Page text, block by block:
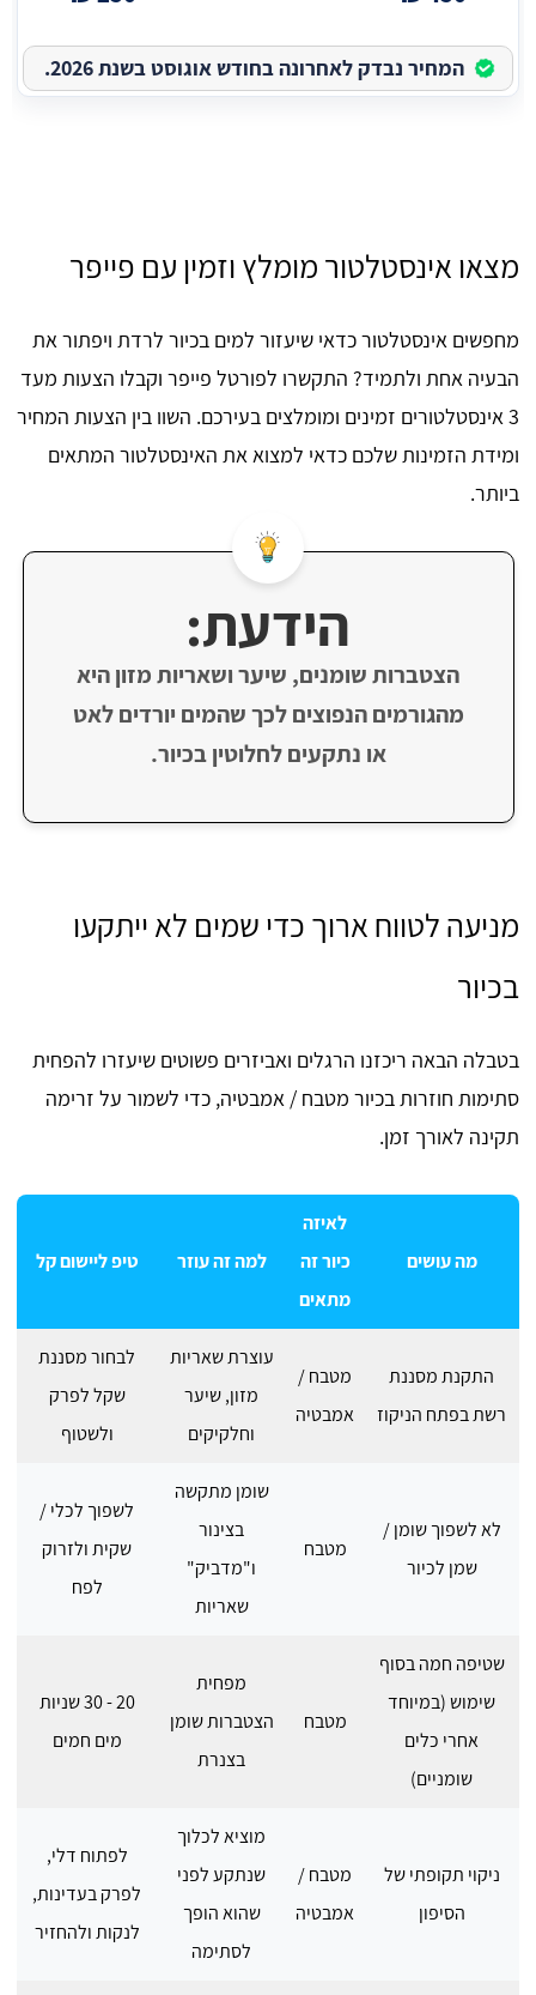
המחיר נבדק לאחרונה בחודש אוגוסט בשנת 2026.
מצאו אינסטלטור מומלץ וזמין עם פייפר
מחפשים אינסטלטור כדאי שיעזור למים בכיור לרדת ויפתור את
הבעיה אחת ולתמיד? התקשרו לפורטל פייפר וקבלו הצעות מעד
3 אינסטלטורים זמינים ומומלצים בעירכם. השוו בין הצעות המחיר
ומידת הזמינות שלכם כדאי למצוא את האינסטלטור המתאים
ביותר.
הידעת:
הצטברות שומנים, שיער ושאריות מזון היא
מהגורמים הנפוצים לכך שהמים יורדים לאט
או נתקעים לחלוטין בכיור.
מניעה לטווח ארוך כדי שמים לא ייתקעו
בכיור
בטבלה הבאה ריכזנו הרגלים ואביזרים פשוטים שיעזרו להפחית
סתימות חוזרות בכיור מטבח / אמבטיה, כדי לשמור על זרימה
תקינה לאורך זמן.
מה עושים
לאיזה
כיור זה
מתאים
למה זה עוזר טיפ ליישום קל
התקנת מסננת
רשת בפתח הניקוז
מטבח /
אמבטיה
עוצרת שאריות
מזון, שיער
וחלקיקים
לבחור מסננת
שקל לפרק
ולשטוף
לא לשפוך שומן /
שמן לכיור
מטבח
שומן מתקשה
בצינור
ו"מדביק"
שאריות
לשפוך לכלי /
שקית ולזרוק
לפח
שטיפה חמה בסוף
שימוש (במיוחד
אחרי כלים
שומניים)
מטבח
מפחית
הצטברות שומן
בצנרת
20 - 30 שניות
מים חמים
ניקוי תקופתי של
הסיפון
מטבח /
אמבטיה
מוציא לכלוך
שנתקע לפני
שהוא הופך
לסתימה
לפתוח דלי,
לפרק בעדינות,
לנקות ולהחזיר